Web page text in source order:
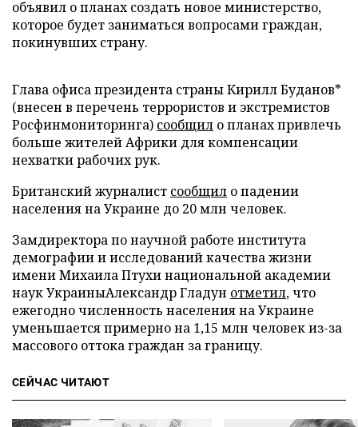
объявил о планах создать новое министерство,
которое будет заниматься вопросами граждан,
покинувших страну.
Глава офиса президента страны Кирилл Буданов*
(внесен в перечень террористов и экстремистов
Росфинмониторинга) сообщил о планах привлечь
больше жителей Африки для компенсации
нехватки рабочих рук.
Британский журналист сообщил о падении
населения на Украине до 20 млн человек.
Замдиректора по научной работе института
демографии и исследований качества жизни
имени Михаила Птухи национальной академии
наук УкраиныАлександр Гладун отметил, что
ежегодно численность населения на Украине
уменьшается примерно на 1,15 млн человек из-за
массового оттока граждан за границу.
СЕЙЧАС ЧИТАЮТ